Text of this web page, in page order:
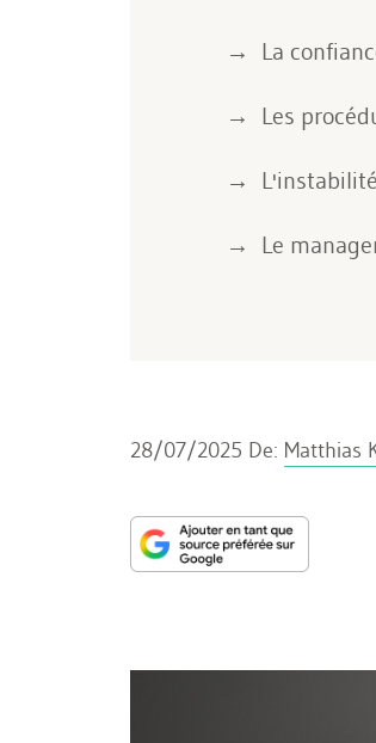
La
Les
Le
28/07/2025 De: Matthias